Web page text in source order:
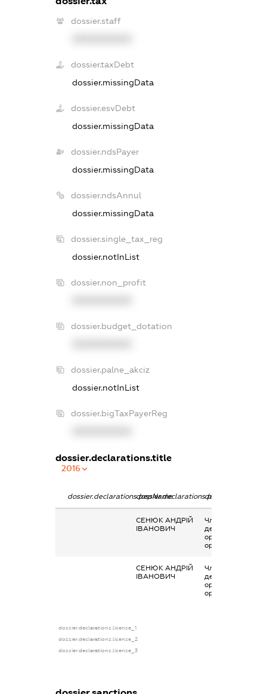
dossier.staff
dossier.taxDebt
dossier.missingData
dossier.esvDebt
dossier.missingData
dossier.ndsPayer
dossier.missingData
dossier.ndsAnnul
dossier.missingData
dossier.single_tax_reg
dossier.notInList
dossier.non_profit
dossier.budget_dotation
dossier.palne_akciz
dossier.notInList
dossier.bigTaxPayerReg
dossier.declarations.title
2016
dossier.declarations.pepNamedossier.declarations.personName
СЕНЮК АНДРІЙ
ІВАНОВИЧ
Членство
декларування в
організаціях та їх
органах
СЕНЮК АНДРІЙ
ІВАНОВИЧ
Членство
декларування в
організаціях та їх
органах
dossier.declarations.license_1
dossier.declarations.license_2
dossier.declarations.license_3